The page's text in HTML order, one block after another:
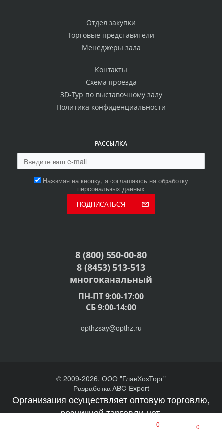
Отдел закупки
Торговые представители
Менеджеры зала
Контакты
Схема проезда
3D-Тур по выставочному залу
Политика конфиденциальности
РАССЫЛКА
Нажимая на кнопку, я соглашаюсь на обработку
персональных данных
ПОДПИСАТЬСЯ
8 (800) 550-00-80
8 (8453) 513-513
многоканальный
ПН-ПТ 9:00-17:00
СБ 9:00-14:00
opthzsay@opthz.ru
© 2009-2026, ООО "ГлавХозТорг"
Разработка ABC-Expert
Организация осуществляет оптовую торговлю,
розничной торговли нет.
0 0